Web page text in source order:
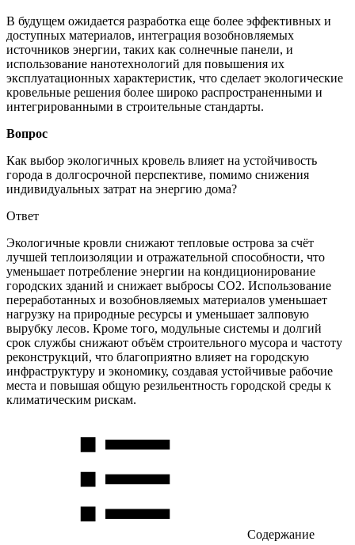
В будущем ожидается разработка еще более эффективных и
доступных материалов, интеграция возобновляемых
источников энергии, таких как солнечные панели, и
использование нанотехнологий для повышения их
эксплуатационных характеристик, что сделает экологические
кровельные решения более широко распространенными и
интегрированными в строительные стандарты.
Вопрос
Как выбор экологичных кровель влияет на устойчивость
города в долгосрочной перспективе, помимо снижения
индивидуальных затрат на энергию дома?
Ответ
Экологичные кровли снижают тепловые острова за счёт
лучшей теплоизоляции и отражательной способности, что
уменьшает потребление энергии на кондиционирование
городских зданий и снижает выбросы CO2. Использование
переработанных и возобновляемых материалов уменьшает
нагрузку на природные ресурсы и уменьшает залповую
вырубку лесов. Кроме того, модульные системы и долгий
срок службы снижают объём строительного мусора и частоту
реконструкций, что благоприятно влияет на городскую
инфраструктуру и экономику, создавая устойчивые рабочие
места и повышая общую резильентность городской среды к
климатическим рискам.
Содержание